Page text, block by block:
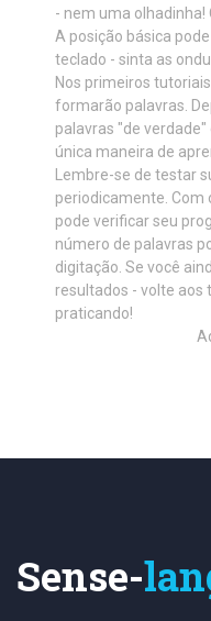
- nem uma olhadinha!
A posição básica
teclado - sinta as
Nos primeiros
formarão palavras.
palavras "de verdade"
única maneira de
Lembre-se de testar
periodicamente. Com
pode verificar seu
número de palavras
digitação. Se você
resultados - volte aos
praticando!
Sense-